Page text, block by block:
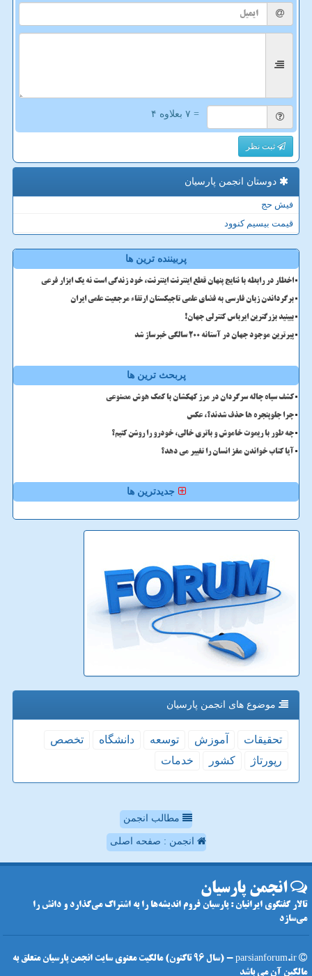
= ۷ بعلاوه ۴
ثبت نظر
دوستان انجمن پارسیان
فیش حج
قیمت بیسیم کنوود
پربیننده ترین ها
اخطار در رابطه با نتایج پنهان قطع اینترنت اینترنت، خود زندگی است نه یک ابزار فرعی
برگرداندن زبان فارسی به فضای علمی تاجیکستان ارتقاء مرجعیت علمی ایران
ببینید بزرگترین ایرباس کنترلی جهان!
پیرترین موجود جهان در آستانه ۲۰۰ سالگی خبرساز شد
پربحث ترین ها
کشف سیاه چاله سرگردان در مرز کهکشان با کمک هوش مصنوعی
چرا جلوپنجره ها حذف شدند؟، عکس
چه طور با ریموت خاموش و باتری خالی، خودرو را روشن کنیم؟
آیا کتاب خواندن مغز انسان را تغییر می دهد؟
جدیدترین ها
موضوع های انجمن پارسیان
تحقیقات آموزش توسعه دانشگاه
تخصص
رپورتاژ
كشور خدمات
مطالب انجمن
انجمن : صفحه اصلی
انجمن پارسیان
تالار گفتگوی ایرانیان : پارسیان فروم اندیشه‌ها را به اشتراک می‌گذارد و دانش را
می‌سازد
parsianforum.ir - (سال 96 تاکنون) مالکیت معنوی سایت انجمن پارسیان متعلق به
مالکین آن می باشد